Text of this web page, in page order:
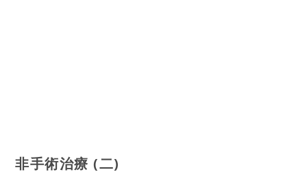
非手術治療 (二)